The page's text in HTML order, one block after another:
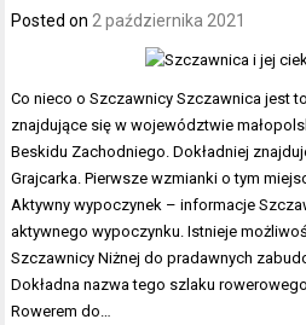
Posted on 2 października 2021
Co nieco o Szczawnicy Szczawnica jest
znajdujące się w województwie
Beskidu Zachodniego. Dokładniej
Grajcarka. Pierwsze wzmianki o tym
Aktywny wypoczynek – informacje
aktywnego wypoczynku. Istnieje
Szczawnicy Niżnej do pradawnych
Dokładna nazwa tego szlaku
Rowerem do…